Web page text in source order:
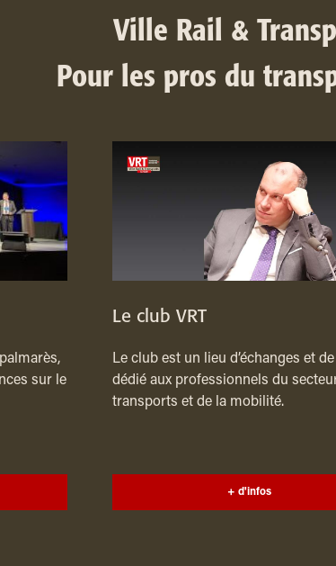
Ville Rail &
Pour les pros du
sur le
Le club VRT
Le club est un lieu d’échanges et
dédié aux professionnels du
transports et de la mobilité.
+ d'infos